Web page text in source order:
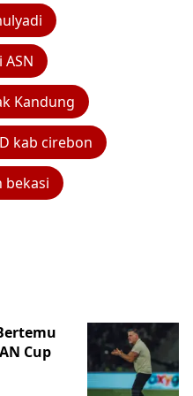
Kandung
kab cirebon
bekasi
Cup